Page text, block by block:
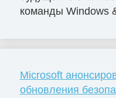
команды Windows
Microsoft
обновления